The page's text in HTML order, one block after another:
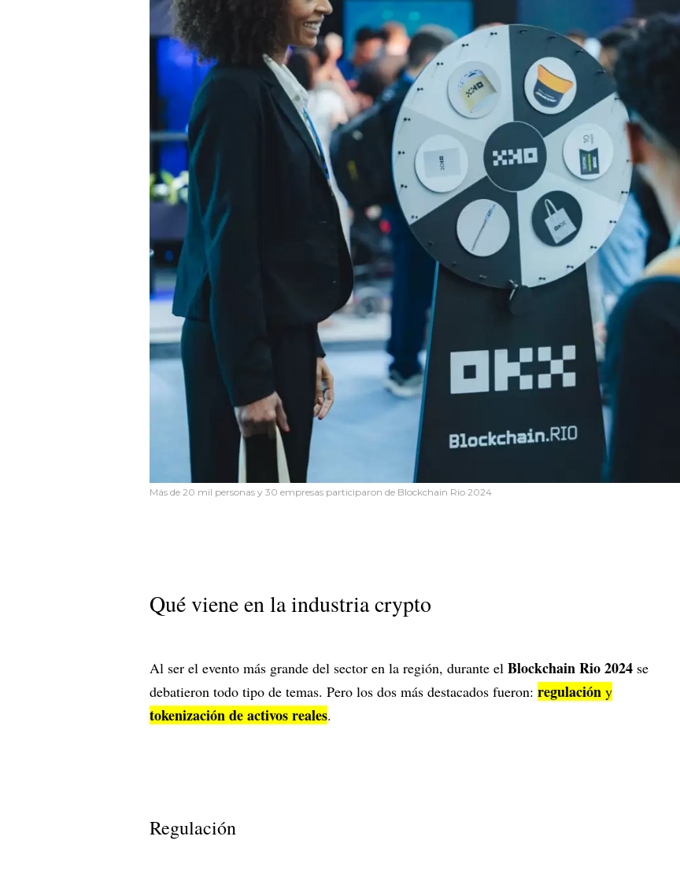
Más de 20 mil personas y 30 empresas participaron de Blockchain Rio 2024
Qué viene en la industria crypto
Al ser el evento más grande del sector en la región, durante el Blockchain Rio 2024 se
debatieron todo tipo de temas. Pero los dos más destacados fueron: regulación y
tokenización de activos reales.
Regulación